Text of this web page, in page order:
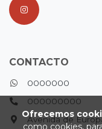
CONTACTO
0000000
000000000
Avenida de
Ofrecemos
como cookies,